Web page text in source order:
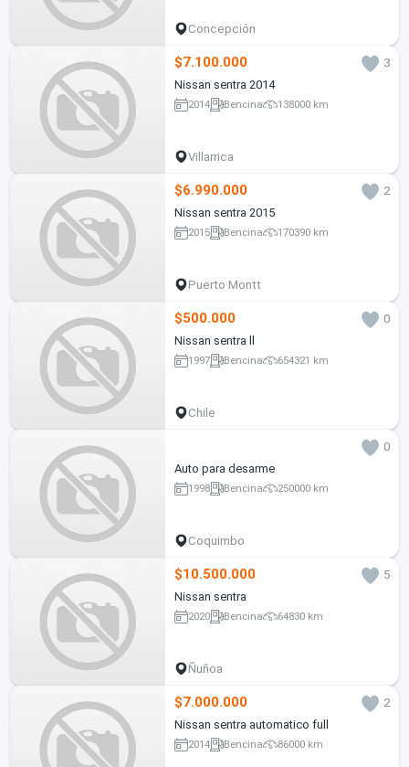
Concepción
$7.100.000
3
Nissan sentra 2014
2014 Bencina 138000 km
Villarrica
$6.990.000
2
Nissan sentra 2015
2015 Bencina 170390 km
Puerto Montt
$500.000
0
Nissan sentra ll
1997 Bencina 654321 km
Chile
0
Auto para desarme
1998 Bencina 250000 km
Coquimbo
$10.500.000
5
Nissan sentra
2020 Bencina 64830 km
Ñuñoa
$7.000.000
2
Nissan sentra automatico full
2014 Bencina 86000 km